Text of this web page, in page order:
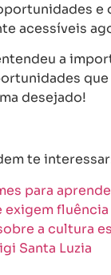
acessíveis
a
que
desejado!
te
para
exigem
a cultura
Santa Luzia